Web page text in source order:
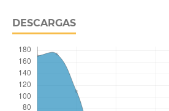
DESCARGAS